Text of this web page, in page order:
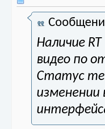
Наличие
видео по
Статус
изменении